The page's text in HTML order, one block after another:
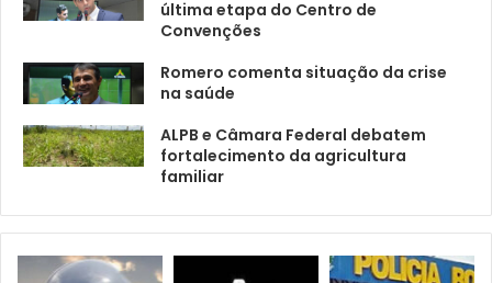
última etapa do Centro de
Convenções
Romero comenta situação da crise
na saúde
ALPB e Câmara Federal debatem
fortalecimento da agricultura
familiar